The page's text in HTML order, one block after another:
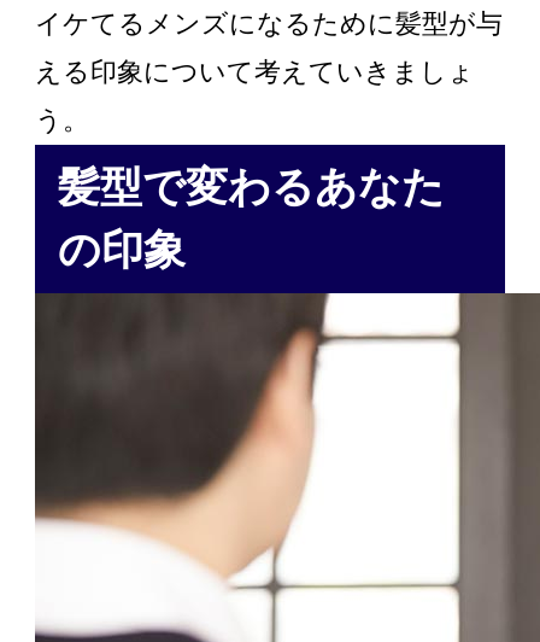
イケてるメンズになるために髪型が与
える印象について考えていきましょ
う。
髪型で変わるあなた
の印象